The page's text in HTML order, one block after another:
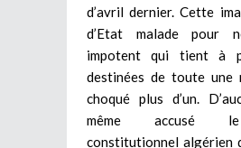
d’avril dernier. Cette
d’Etat malade pour
impotent qui tient à
destinées de toute une
choqué plus d’un.
même accusé
constitutionnel algérien